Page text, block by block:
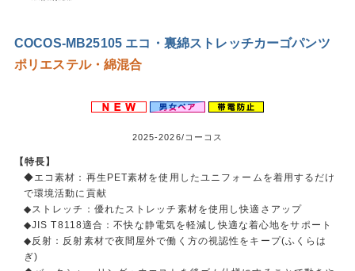
COCOS-MB25105 エコ・裏綿ストレッチカーゴパンツ
ポリエステル・綿混合
2025-2026/コーコス
【特長】
◆エコ素材：再生PET素材を使用したユニフォームを着用するだけ
で環境活動に貢献
◆ストレッチ：優れたストレッチ素材を使用し快適さアップ
◆JIS T8118適合：不快な静電気を軽減し快適な着心地をサポート
◆反射：反射素材で夜間屋外で働く方の視認性をキープ(ふくらは
ぎ)